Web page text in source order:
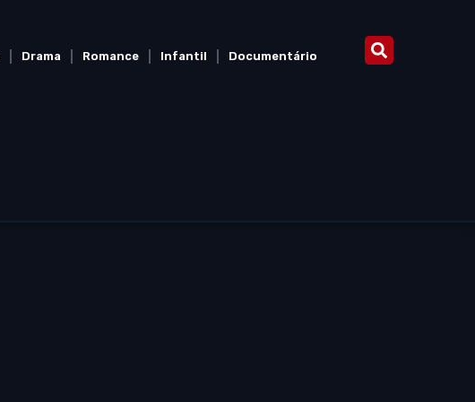
Drama Romance Infantil Documentário